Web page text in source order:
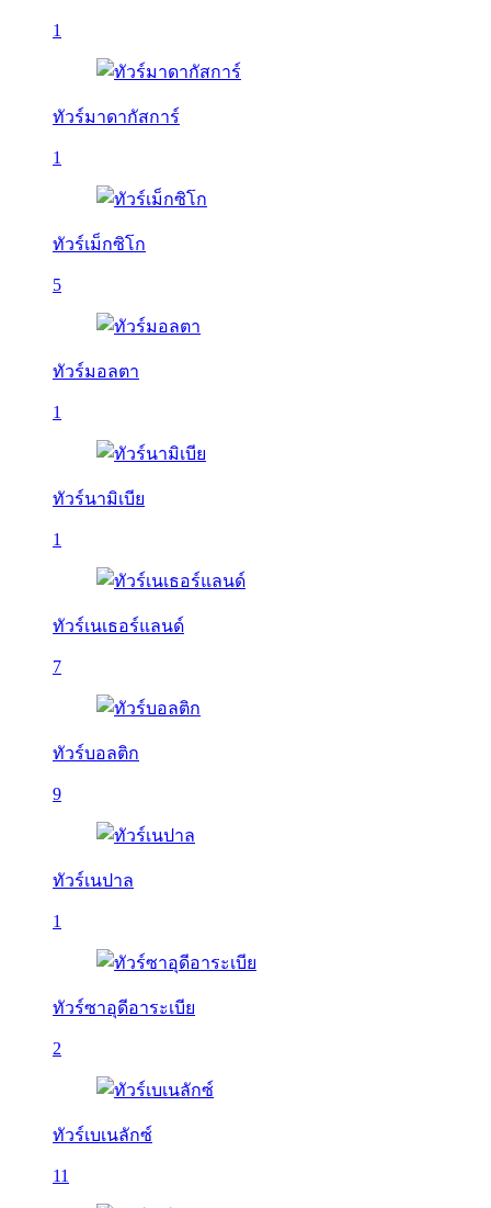
1
ทัวร์มาดากัสการ์
1
ทัวร์เม็กซิโก
5
ทัวร์มอลตา
1
ทัวร์นามิเบีย
1
ทัวร์เนเธอร์แลนด์
7
ทัวร์บอลติก
9
ทัวร์เนปาล
1
ทัวร์ซาอุดีอาระเบีย
2
ทัวร์เบเนลักซ์
11